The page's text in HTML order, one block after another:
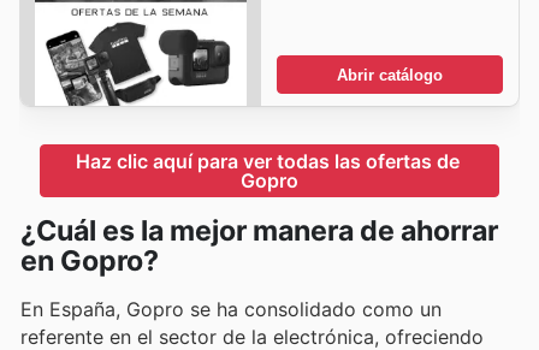
Abrir catálogo
Haz clic aquí para ver todas las ofertas de
Gopro
¿Cuál es la mejor manera de ahorrar
en Gopro?
En España, Gopro se ha consolidado como un
referente en el sector de la electrónica, ofreciendo